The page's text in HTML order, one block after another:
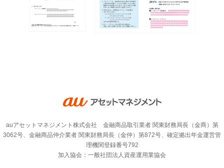
auアセットマネジメント株式会社 金融商品取引業者 関東財務局長（金商）第
3062号、金融商品仲介業者 関東財務局長（金仲）第872号、確定拠出年金運営管
理機関登録番号792
加入協会：一般社団法人資産運用業協会